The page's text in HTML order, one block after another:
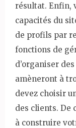
résultat. Enfin,
capacités du
de profils par
fonctions de
d’organiser
amèneront à
devez choisir
des clients. De
à construire